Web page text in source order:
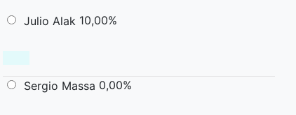
Julio Alak 10,00%
Sergio Massa 0,00%